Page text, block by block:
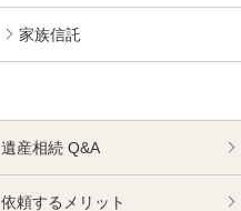
家族信託
遺産相続 Q&A
依頼するメリット